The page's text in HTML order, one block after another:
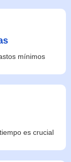
mínimos
es crucial